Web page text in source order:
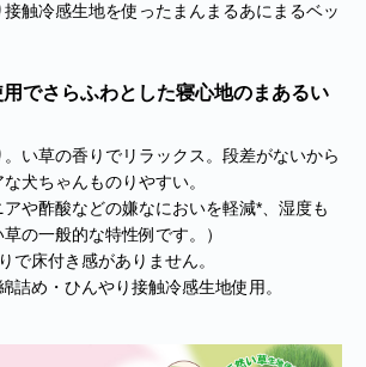
触冷感生地を使ったまんまるあにまるベッ
でさらふわとした寝心地のまあるい
い草の香りでリラックス。段差がないから
犬ちゃんものりやすい。
や酢酸などの嫌なにおいを軽減*、湿度も
の一般的な特性例です。）
で床付き感がありません。
詰め・ひんやり接触冷感生地使用。